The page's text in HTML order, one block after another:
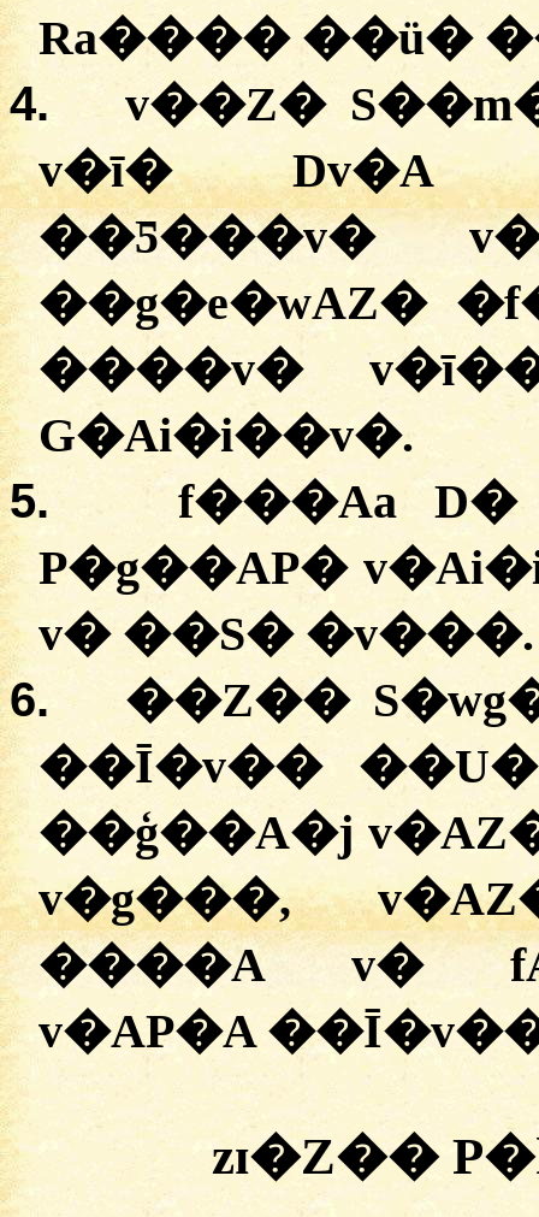
Ra���� ��ü�
4.
v��Z�
v�ī� Dv�A
��Ƽ���v�
��g�e�wAZ�
����v�
G�Ai�i��v�.
5.
f���Aa
P�g��AP�
v� ��S� �v���.
6.
��Z��
��Ī�v��
��ģ��A�j
v�g���,
����A v�
v�AP�A
zɪ�Z��